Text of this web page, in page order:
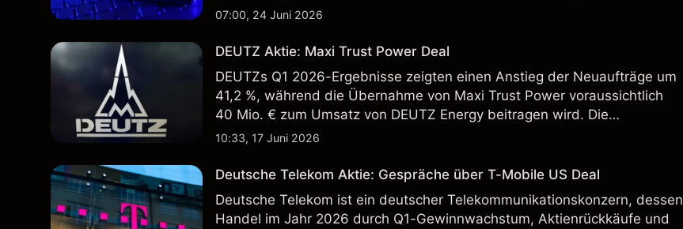
Wertentwicklung in der Vergangenheit ist kein verlässlicher Indikator für
07:00, 24 Juni 2026
DEUTZ Aktie: Maxi Trust Power Deal
DEUTZs Q1 2026-Ergebnisse zeigten einen Anstieg der Neuaufträge um
41,2 %, während die Übernahme von Maxi Trust Power voraussichtlich
40 Mio. € zum Umsatz von DEUTZ Energy beitragen wird. Die
Wertentwicklung in der Vergangenheit ist kein verlässlicher Indikator für
10:33, 17 Juni 2026
Deutsche Telekom Aktie: Gespräche über T-Mobile US Deal
Deutsche Telekom ist ein deutscher Telekommunikationskonzern, dessen
Handel im Jahr 2026 durch Q1-Gewinnwachstum, Aktienrückkäufe und